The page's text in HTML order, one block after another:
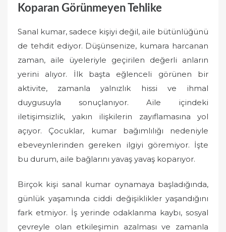
Koparan Görünmeyen Tehlike
Sanal kumar, sadece kişiyi değil, aile bütünlüğünü
de tehdit ediyor. Düşünsenize, kumara harcanan
zaman, aile üyeleriyle geçirilen değerli anların
yerini alıyor. İlk başta eğlenceli görünen bir
aktivite, zamanla yalnızlık hissi ve ihmal
duygusuyla sonuçlanıyor. Aile içindeki
iletişimsizlik, yakın ilişkilerin zayıflamasına yol
açıyor. Çocuklar, kumar bağımlılığı nedeniyle
ebeveynlerinden gereken ilgiyi göremiyor. İşte
bu durum, aile bağlarını yavaş yavaş koparıyor.
Birçok kişi sanal kumar oynamaya başladığında,
günlük yaşamında ciddi değişiklikler yaşandığını
fark etmiyor. İş yerinde odaklanma kaybı, sosyal
çevreyle olan etkileşimin azalması ve zamanla